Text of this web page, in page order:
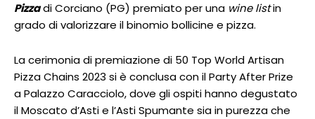
Pizzadi Corciano (PG) premiato per una wine listin
grado di valorizzare il binomio bollicine e pizza.
La cerimonia di premiazione di 50 Top World Artisan
Pizza Chains 2023 si è conclusa con il Party After Prize
a Palazzo Caracciolo, dove gli ospiti hanno degustato
il Moscato d’Asti e l’Asti Spumante sia in purezza che